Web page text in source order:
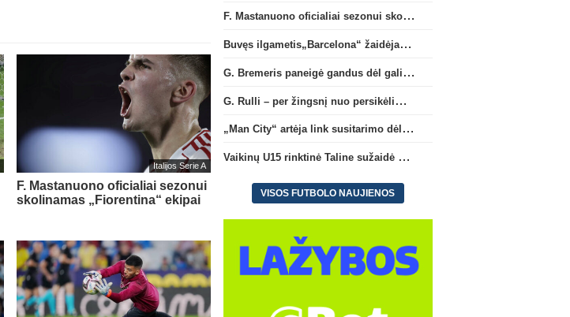
Italijos Serie A
F. Mastanuono oficialiai sezonui
skolinamas „Fiorentina“ ekipai
F. Mastanuono oficialiai sezonui skolinamas „Fiorentina“ ekipai
Buvęs ilgametis„Barcelona“ žaidėjas S. Roberto artėja link persikėlimo į MLS
G. Bremeris paneigė gandus dėl galimo išvykimo iš „Juventus“ klubo
G. Rulli – per žingsnį nuo persikėlimo į „Manchester City“ klubą
„Man City“ artėja link susitarimo dėl marokiečio A. Bouaddi persikėlimo
Vaikinų U15 rinktinė Taline sužaidė pirmąsias kontrolines rungtynes
VISOS FUTBOLO NAUJIENOS